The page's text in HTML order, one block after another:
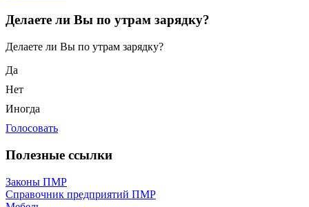
Делаете ли Вы по утрам зарядку?
Делаете ли Вы по утрам зарядку?
Да
Нет
Иногда
Голосовать
Полезные ссылки
Законы ПМР
Справочник предприятий ПМР